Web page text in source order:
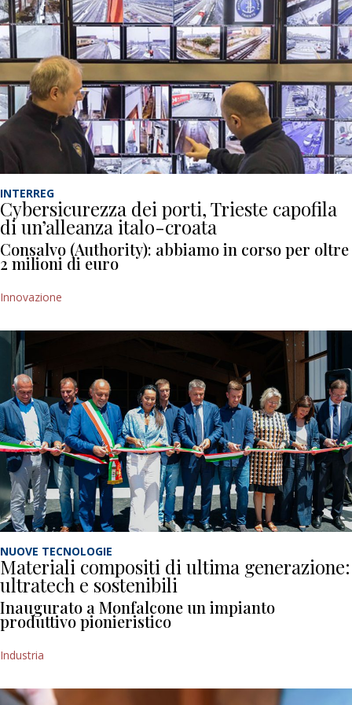
INTERREG
Cybersicurezza dei porti, Trieste capofila
di un’alleanza italo-croata
Consalvo (Authority): abbiamo in corso per oltre
2 milioni di euro
Innovazione
NUOVE TECNOLOGIE
Materiali compositi di ultima generazione:
ultratech e sostenibili
Inaugurato a Monfalcone un impianto
produttivo pionieristico
Industria